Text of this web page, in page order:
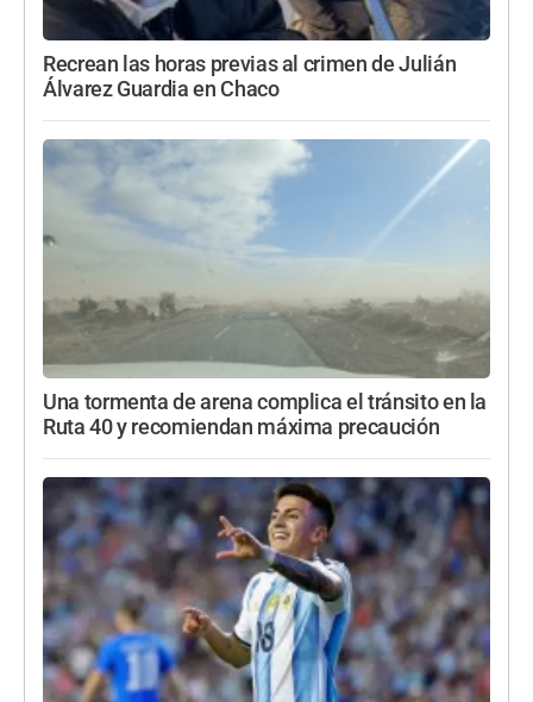
Recrean las horas previas al crimen de Julián
Álvarez Guardia en Chaco
Una tormenta de arena complica el tránsito en la
Ruta 40 y recomiendan máxima precaución